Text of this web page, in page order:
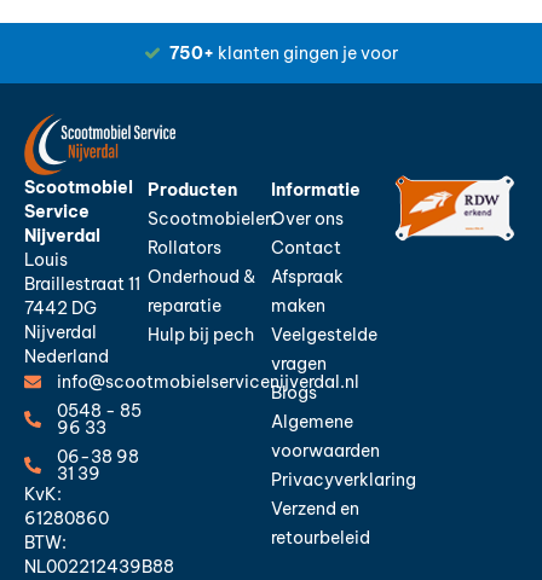
750+ klanten gingen je voor
Scootmobiel
Service
Nijverdal
Louis
Braillestraat 11
7442 DG
Nijverdal
Nederland
info@scootmobielservicenijverdal.nl
0548 - 85
96 33
06-38 98
31 39
KvK:
61280860
BTW:
NL002212439B88
Producten
Scootmobielen
Rollators
Onderhoud &
reparatie
Hulp bij pech
Informatie
Over ons
Contact
Afspraak
maken
Veelgestelde
vragen
Blogs
Algemene
voorwaarden
Privacyverklaring
Verzend en
retourbeleid